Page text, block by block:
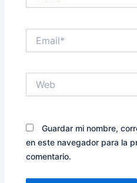
Guardar mi nombre,
en este navegador para la
comentario.